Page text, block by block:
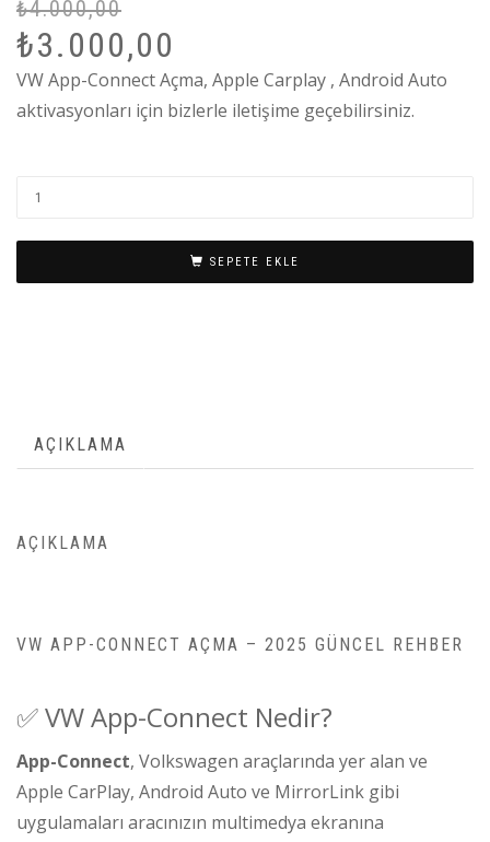
₺4.000,00
₺3.000,00
VW App-Connect Açma, Apple Carplay , Android Auto
aktivasyonları için bizlerle iletişime geçebilirsiniz.
SEPETE EKLE
AÇIKLAMA
AÇIKLAMA
VW APP-CONNECT AÇMA – 2025 GÜNCEL REHBER
✅ VW App-Connect Nedir?
App-Connect, Volkswagen araçlarında yer alan ve
Apple CarPlay, Android Auto ve MirrorLink gibi
uygulamaları aracınızın multimedya ekranına